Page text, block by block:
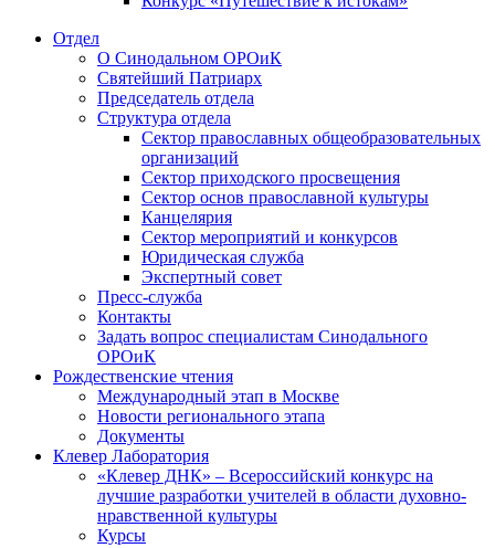
Отдел
О Синодальном ОРОиК
Святейший Патриарх
Председатель отдела
Структура отдела
Сектор православных общеобразовательных
организаций
Сектор приходского просвещения
Сектор основ православной культуры
Канцелярия
Сектор мероприятий и конкурсов
Юридическая служба
Экспертный совет
Пресс-служба
Контакты
Задать вопрос специалистам Синодального
ОРОиК
Рождественские чтения
Международный этап в Москве
Новости регионального этапа
Документы
Клевер Лаборатория
«Клевер ДНК» – Всероссийский конкурс на
лучшие разработки учителей в области духовно-
нравственной культуры
Курсы